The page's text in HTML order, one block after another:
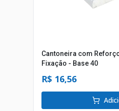
Cantoneira com
Fixação - Base 40
R$ 16,56